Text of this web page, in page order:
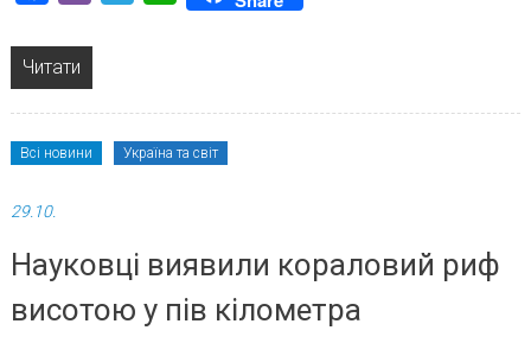
Читати
Всі новини Україна та світ
29.10.
Науковці виявили кораловий риф
висотою у пів кілометра